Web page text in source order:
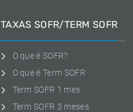
TAXAS SOFR/TERM SOFR
O que é SOFR?
O que é Term SOFR
Term SOFR 1 mes
Term SOFR 3 meses